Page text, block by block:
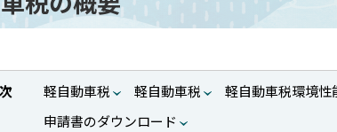
軽自動車税 軽自動車税
軽自動車税環境性
申請書のダウンロード